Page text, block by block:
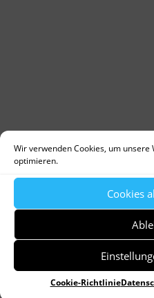
Wir verwenden Cookies, um
optimieren.
Cookies
Cookie-Richtlinie
byDr. Birgitta
Feiertag
Maria und Josef
Punxsutawney
Redensart
das Murmeltier
USA